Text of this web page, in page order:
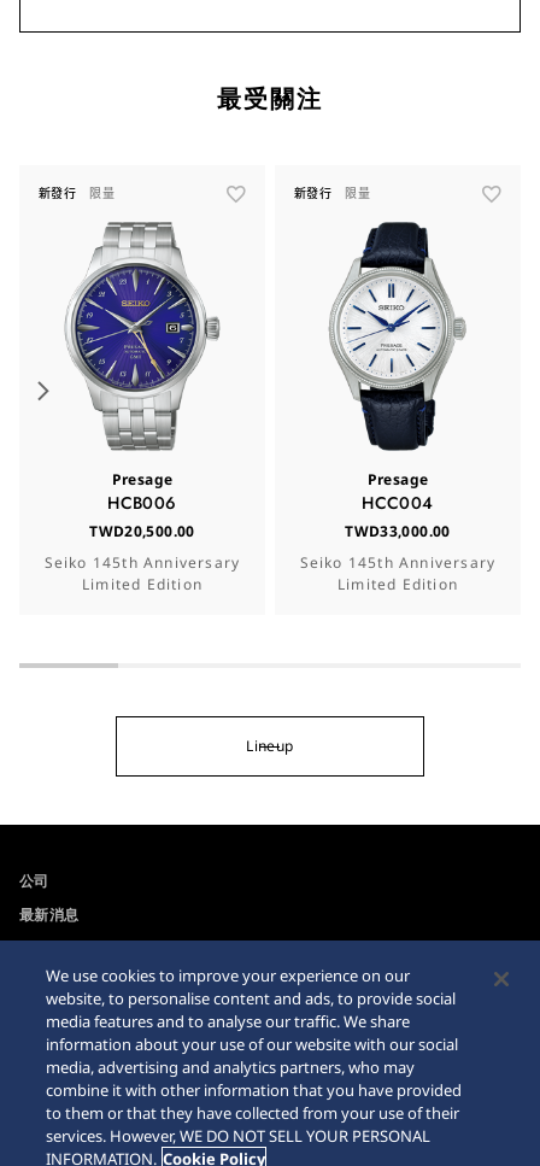
最受關注
新發行 限量
Presage
HCB006
TWD20,500.00
Seiko 145th Anniversary
Limited Edition
新發行 限量
Presage
HCC004
TWD33,000.00
Seiko 145th Anniversary
Limited Edition
Lineup
公司
最新消息
可訪問性
網站瀏覽器需求
網購警示
Sitemap
We use cookies to improve your experience on our
website, to personalise content and ads, to provide social
media features and to analyse our traffic. We share
information about your use of our website with our social
media, advertising and analytics partners, who may
combine it with other information that you have provided
to them or that they have collected from your use of their
services. However, WE DO NOT SELL YOUR PERSONAL
INFORMATION. Cookie Policy